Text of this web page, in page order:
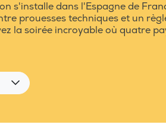
s'installe dans l'Espagne de
prouesses techniques et un
la soirée incroyable où quatre